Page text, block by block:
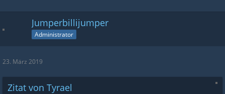
Jumperbillijumper
Administrator
23. März 2019
Zitat von Tyrael